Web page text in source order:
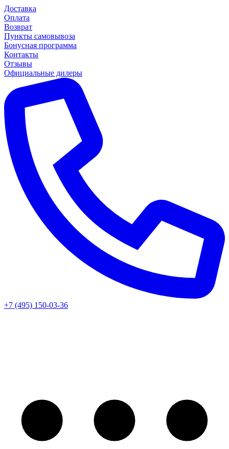
Доставка
Оплата
Возврат
Пункты самовывоза
Бонусная программа
Контакты
Отзывы
Официальные дилеры
+7 (495) 150-03-36